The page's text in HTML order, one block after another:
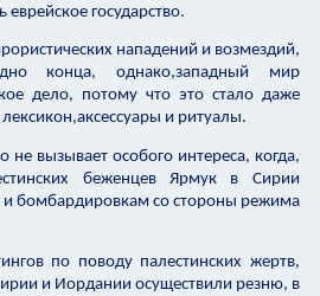
государство.
нападений и возмездий,
конца, однако,западный мир
дело, потому что это стало даже
и ритуалы.
не вызывает особого интереса, когда,
беженцев Ярмук в Сирии
и бомбардировкам со стороны режима
по поводу палестинских жертв,
и Иордании осуществили резню, в